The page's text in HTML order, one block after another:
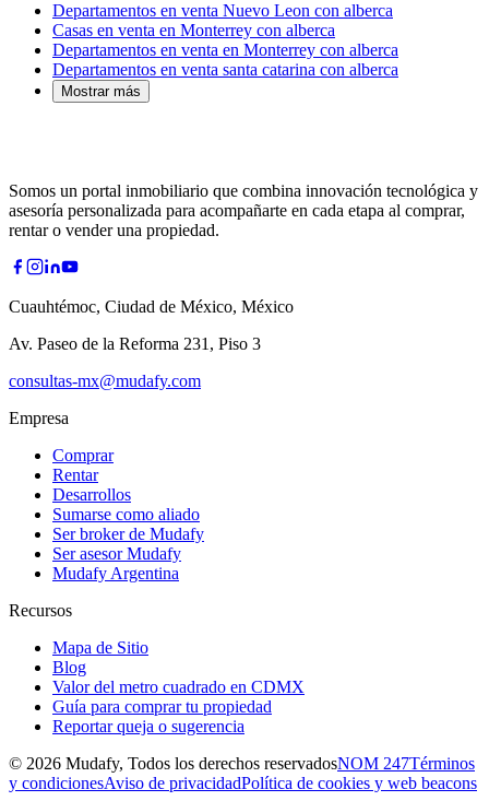
Departamentos en venta Nuevo Leon con alberca
Casas en venta en Monterrey con alberca
Departamentos en venta en Monterrey con alberca
Departamentos en venta santa catarina con alberca
Mostrar más
Somos un portal inmobiliario que combina innovación tecnológica y
asesoría personalizada para acompañarte en cada etapa al comprar,
rentar o vender una propiedad.
Cuauhtémoc, Ciudad de México, México
Av. Paseo de la Reforma 231, Piso 3
consultas-mx@mudafy.com
Empresa
Comprar
Rentar
Desarrollos
Sumarse como aliado
Ser broker de Mudafy
Ser asesor Mudafy
Mudafy Argentina
Recursos
Mapa de Sitio
Blog
Valor del metro cuadrado en CDMX
Guía para comprar tu propiedad
Reportar queja o sugerencia
© 2026 Mudafy, Todos los derechos reservadosNOM 247Términos
y condicionesAviso de privacidadPolítica de cookies y web beacons